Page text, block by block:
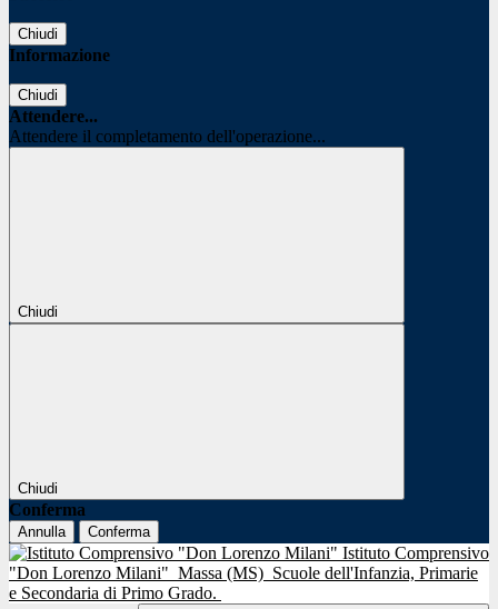
Chiudi
Informazione
Chiudi
Attendere...
Attendere il completamento dell'operazione...
Chiudi
Chiudi
Conferma
Annulla Conferma
Istituto Comprensivo
"Don Lorenzo Milani" Massa (MS) Scuole dell'Infanzia, Primarie
e Secondaria di Primo Grado.